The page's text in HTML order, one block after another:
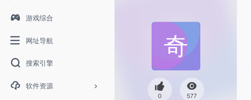
游戏综合
网址导航
搜索引擎
软件资源
0 577